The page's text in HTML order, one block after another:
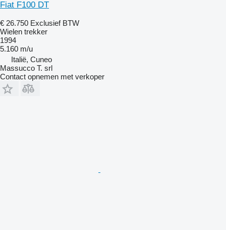
Fiat F100 DT
€ 26.750 Exclusief BTW
Wielen trekker
1994
5.160 m/u
Italië, Cuneo
Massucco T. srl
Contact opnemen met verkoper